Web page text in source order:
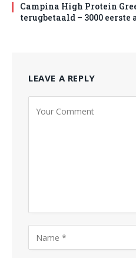
Campina High Protein
terugbetaald – 3000 eerste
LEAVE A REPLY